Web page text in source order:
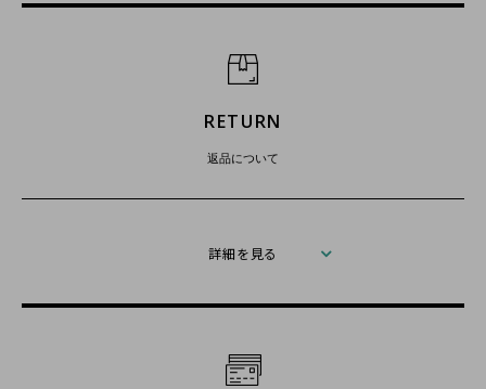
RETURN
返品について
詳細を見る